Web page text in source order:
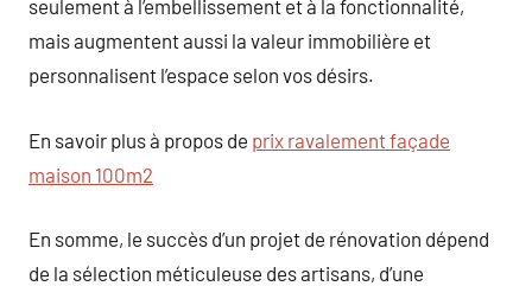
seulement à l’embellissement et à la fonctionnalité,
mais augmentent aussi la valeur immobilière et
personnalisent l’espace selon vos désirs.
En savoir plus à propos de prix ravalement façade
maison 100m2
En somme, le succès d’un projet de rénovation dépend
de la sélection méticuleuse des artisans, d’une